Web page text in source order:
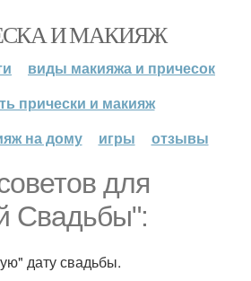
И МАКИЯЖ
виды макияжа и причесок
прически и макияж
на дому
игры отзывы
для
Свадьбы":
дату свадьбы.